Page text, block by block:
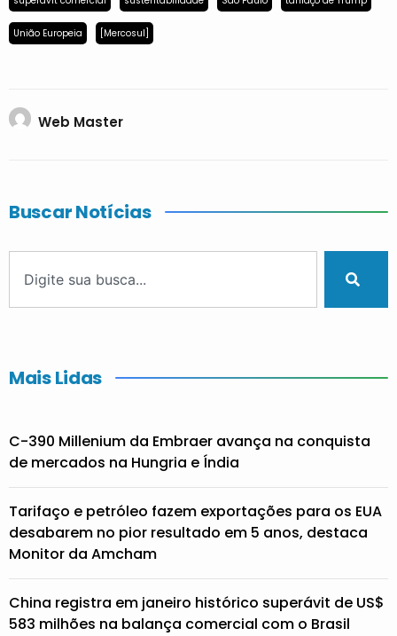
União Europeia [Mercosul]
Web Master
Buscar Notícias
Mais Lidas
C-390 Millenium da Embraer avança na conquista
de mercados na Hungria e Índia
Tarifaço e petróleo fazem exportações para os EUA
desabarem no pior resultado em 5 anos, destaca
Monitor da Amcham
China registra em janeiro histórico superávit de US$
583 milhões na balança comercial com o Brasil